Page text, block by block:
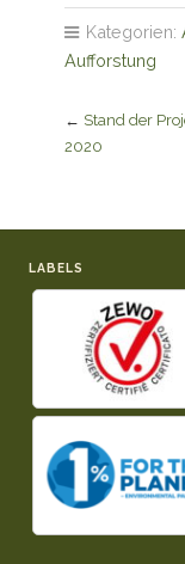
Kategorien:
Aufforstung
← Stand der
2020
LABELS